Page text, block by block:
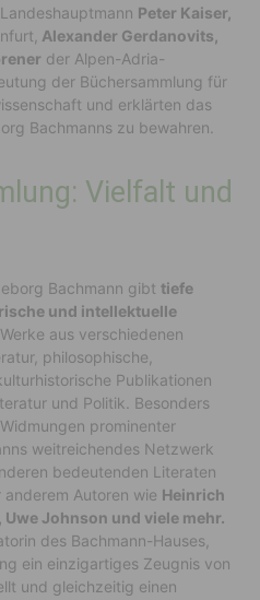
Peter Kaiser,
Alexander Gerdanovits,
der Alpen-Adria-
der Büchersammlung für
und erklärten das
Bachmanns zu bewahren.
Vielfalt und
Bachmann gibt tiefe
und intellektuelle
Werke aus verschiedenen
philosophische,
Publikationen
und Politik. Besonders
prominenter
weitreichendes Netzwerk
bedeutenden Literaten
Autoren wie Heinrich
Uwe Johnson und viele mehr.
des Bachmann-Hauses,
ein einzigartiges Zeugnis von
und gleichzeitig einen